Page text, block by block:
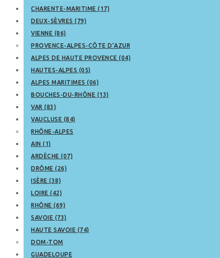
CHARENTE-MARITIME (17)
DEUX-SÈVRES (79)
VIENNE (86)
PROVENCE-ALPES-CÔTE D’AZUR
ALPES DE HAUTE PROVENCE (04)
HAUTES-ALPES (05)
ALPES MARITIMES (06)
BOUCHES-DU-RHÔNE (13)
VAR (83)
VAUCLUSE (84)
RHÔNE-ALPES
AIN (1)
ARDÈCHE (07)
DRÔME (26)
ISÈRE (38)
LOIRE (42)
RHÔNE (69)
SAVOIE (73)
HAUTE SAVOIE (74)
DOM-TOM
GUADELOUPE